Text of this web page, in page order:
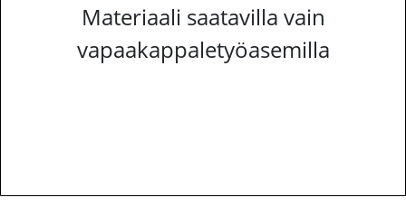
Materiaali saatavilla vain
vapaakappaletyöasemilla